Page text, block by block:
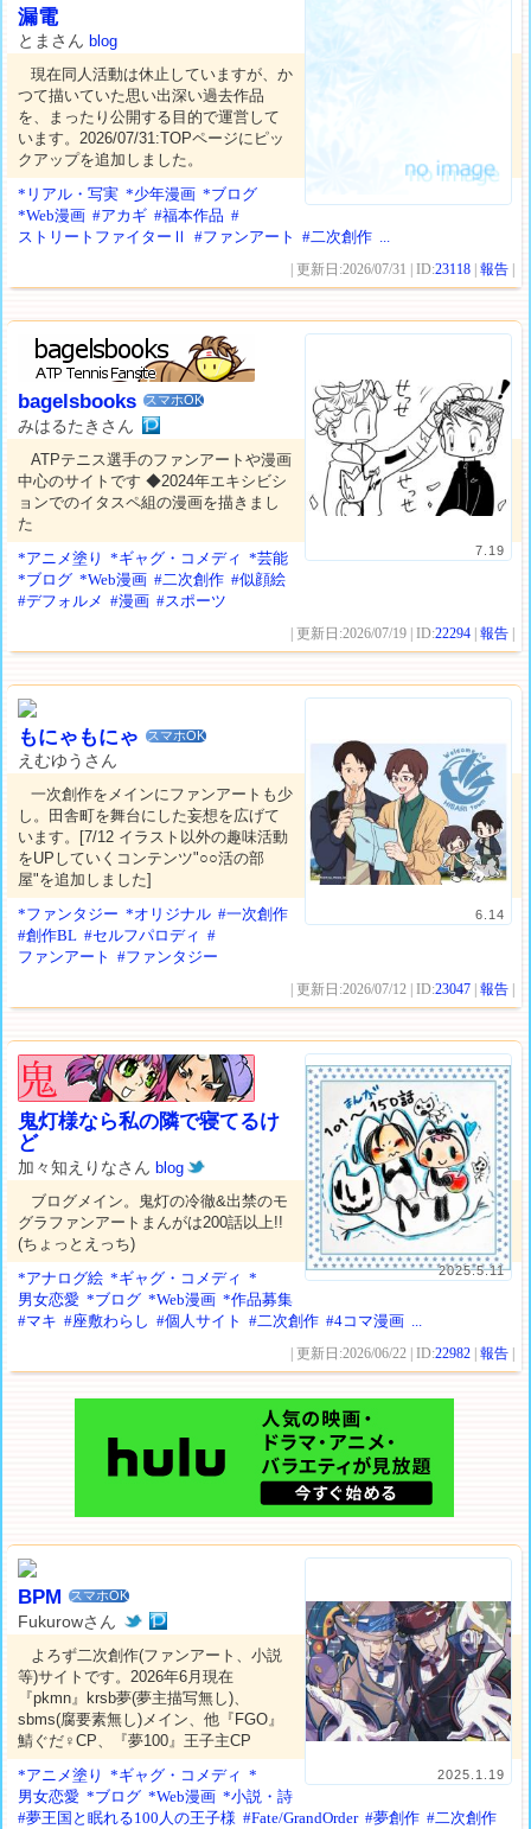
漏電
とまさんblog
現在同人活動は休止していますが、か
つて描いていた思い出深い過去作品
を、まったり公開する目的で運営して
います。2026/07/31:TOPページにピッ
クアップを追加しました。
*リアル・写実 *少年漫画 *ブログ
*Web漫画 #アカギ #福本作品 #
ストリートファイターⅡ
#ファンアート #二次創作 ...
| 更新日:2026/07/31 | ID:23118 |報告
7.19
bagelsbooks スマホOK
みはるたきさん
ATPテニス選手のファンアートや漫画
中心のサイトです ◆2024年エキシビシ
ョンでのイタスペ組の漫画を描きまし
た
*アニメ塗り
*ギャグ・コメディ *芸能
*ブログ *Web漫画 #二次創作 #似顔絵
#デフォルメ #漫画 #スポーツ
| 更新日:2026/07/19 | ID:22294 |報告
6.14
もにゃもにゃ スマホOK
えむゆうさん
一次創作をメインにファンアートも少
し。田舎町を舞台にした妄想を広げて
います。[7/12 イラスト以外の趣味活動
をUPしていくコンテンツ"○○活の部
屋"を追加しました]
*ファンタジー *オリジナル #一次創作
#創作BL #セルフパロディ #
ファンアート
#ファンタジー
| 更新日:2026/07/12 | ID:23047 |報告
2025.5.11
鬼灯様なら私の隣で寝てるけ
ど
加々知えりなさんblog
ブログメイン。鬼灯の冷徹&出禁のモ
グラファンアートまんがは200話以上!!
(ちょっとえっち)
*アナログ絵 *ギャグ・コメディ *
男女恋愛 *ブログ *Web漫画 *作品募集
#マキ #座敷わらし #個人サイト #二次創作 #4コマ漫画 ...
| 更新日:2026/06/22 | ID:22982 |報告
2025.1.19
BPM スマホOK
Fukurowさん
よろず二次創作(ファンアート、小説
等)サイトです。2026年6月現在
『pkmn』krsb夢(夢主描写無し)、
sbms(腐要素無し)メイン、他『FGO』
鯖ぐだ♀CP、『夢100』王子主CP
*アニメ塗り
*ギャグ・コメディ *
男女恋愛 *ブログ *Web漫画 *小説・詩
#夢王国と眠れる100人の王子様 #Fate/GrandOrder #夢創作 #二次創作